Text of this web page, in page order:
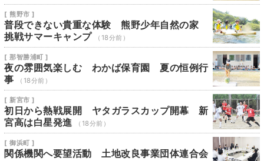
[ 熊野市 ]
普段できない貴重な体験 熊野少年自然の家
挑戦サマーキャンプ
（18分前）
[ 那智勝浦町 ]
夜の雰囲気楽しむ わかば保育園 夏の恒例行
事
（18分前）
[ 新宮市 ]
初日から熱戦展開 ヤタガラスカップ開幕 新
宮高は白星発進
（18分前）
[ 御浜町 ]
関係機関へ要望活動 土地改良事業団体連合会